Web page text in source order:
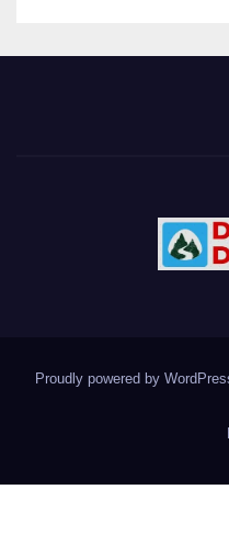
Proudly powered by